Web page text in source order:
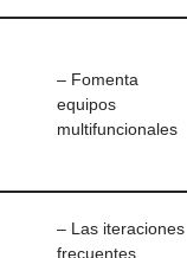
– Fomenta
equipos
multifuncionales
– Las iteraciones
frecuentes